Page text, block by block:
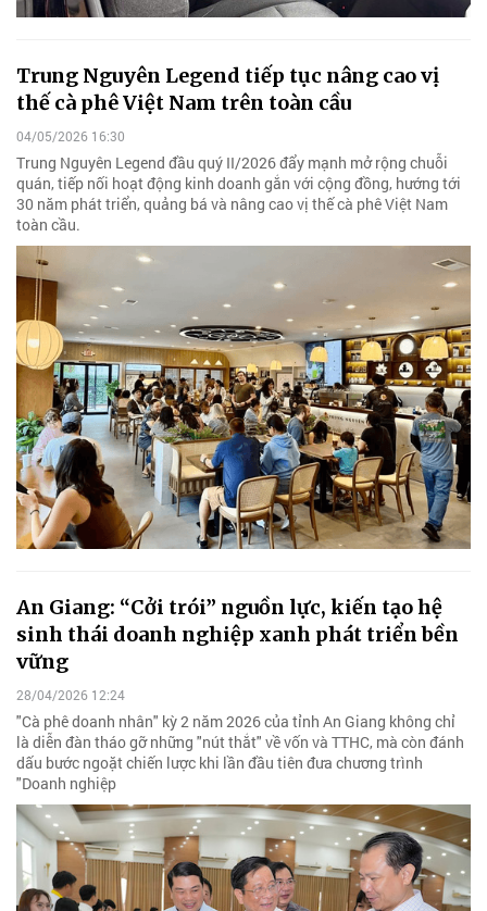
Trung Nguyên Legend tiếp tục nâng cao vị
thế cà phê Việt Nam trên toàn cầu
04/05/2026 16:30
Trung Nguyên Legend đầu quý II/2026 đẩy mạnh mở rộng chuỗi
quán, tiếp nối hoạt động kinh doanh gắn với cộng đồng, hướng tới
30 năm phát triển, quảng bá và nâng cao vị thế cà phê Việt Nam
toàn cầu.
An Giang: “Cởi trói” nguồn lực, kiến tạo hệ
sinh thái doanh nghiệp xanh phát triển bền
vững
28/04/2026 12:24
"Cà phê doanh nhân" kỳ 2 năm 2026 của tỉnh An Giang không chỉ
là diễn đàn tháo gỡ những "nút thắt" về vốn và TTHC, mà còn đánh
dấu bước ngoặt chiến lược khi lần đầu tiên đưa chương trình
"Doanh nghiệp